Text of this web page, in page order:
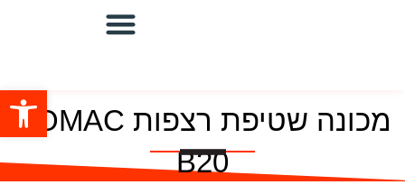
פתח
מכונה שטיפת רצפות COMAC
B20